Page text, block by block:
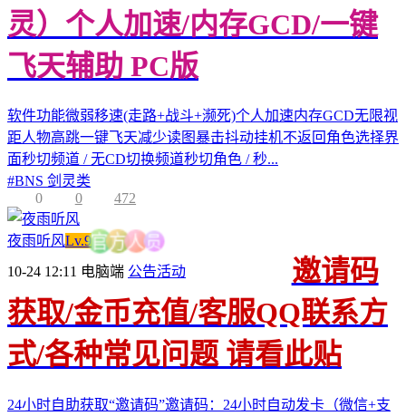
灵）个人加速/内存GCD/一键
飞天辅助 PC版
软件功能微弱移速(走路+战斗+濒死)个人加速内存GCD无限视
距人物高跳一键飞天减少读图暴击抖动挂机不返回角色选择界
面秒切频道 / 无CD切换频道秒切角色 / 秒...
#BNS 剑灵类
0
0 472
夜雨听风Lv.9官 方 人 员
10-24 12:11 电脑端 公告活动
邀请码
获取/金币充值/客服QQ联系方
式/各种常见问题 请看此贴
24小时自助获取“邀请码”邀请码：24小时自动发卡（微信+支